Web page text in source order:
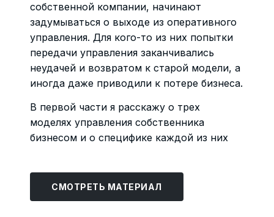
собственной компании, начинают
задумываться о выходе из оперативного
управления. Для кого-то из них попытки
передачи управления заканчивались
неудачей и возвратом к старой модели, а
иногда даже приводили к потере бизнеса.
В первой части я расскажу о трех
моделях управления собственника
бизнесом и о специфике каждой из них
СМОТРЕТЬ МАТЕРИАЛ